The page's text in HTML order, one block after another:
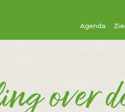
Agenda
Zien &
over